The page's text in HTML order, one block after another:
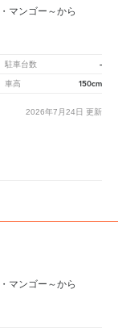
マンゴー～から
駐車台数 -
車高 150cm
2026年7月24日 更新
マンゴー～から